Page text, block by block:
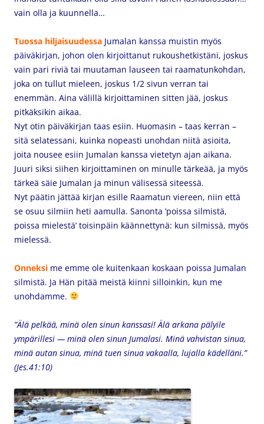
vain olla ja kuunnella…
Tuossa hiljaisuudessa Jumalan kanssa muistin myös
päiväkirjan, johon olen kirjoittanut rukoushetkistäni, joskus
vain pari riviä tai muutaman lauseen tai raamatunkohdan,
joka on tullut mieleen, joskus 1/2 sivun verran tai
enemmän. Aina välillä kirjoittaminen sitten jää, joskus
pitkäksikin aikaa.
Nyt otin päiväkirjan taas esiin. Huomasin – taas kerran –
sitä selatessani, kuinka nopeasti unohdan niitä asioita,
joita nousee esiin Jumalan kanssa vietetyn ajan aikana.
Juuri siksi siihen kirjoittaminen on minulle tärkeää, ja myös
tärkeä säie Jumalan ja minun välisessä siteessä.
Nyt päätin jättää kirjan esille Raamatun viereen, niin että
se osuu silmiin heti aamulla. Sanonta ’poissa silmistä,
poissa mielestä’ toisinpäin käännettynä: kun silmissä, myös
mielessä.
Onneksi me emme ole kuitenkaan koskaan poissa Jumalan
silmistä. Ja Hän pitää meistä kiinni silloinkin, kun me
unohdamme.
”Älä pelkää, minä olen sinun kanssasi! Älä arkana pälyile
ympärillesi — minä olen sinun Jumalasi. Minä vahvistan sinua,
minä autan sinua, minä tuen sinua vakaalla, lujalla kädelläni.”
(Jes.41:10)